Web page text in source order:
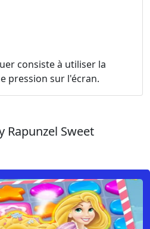
consiste à utiliser la
pression sur l'écran.
Rapunzel Sweet